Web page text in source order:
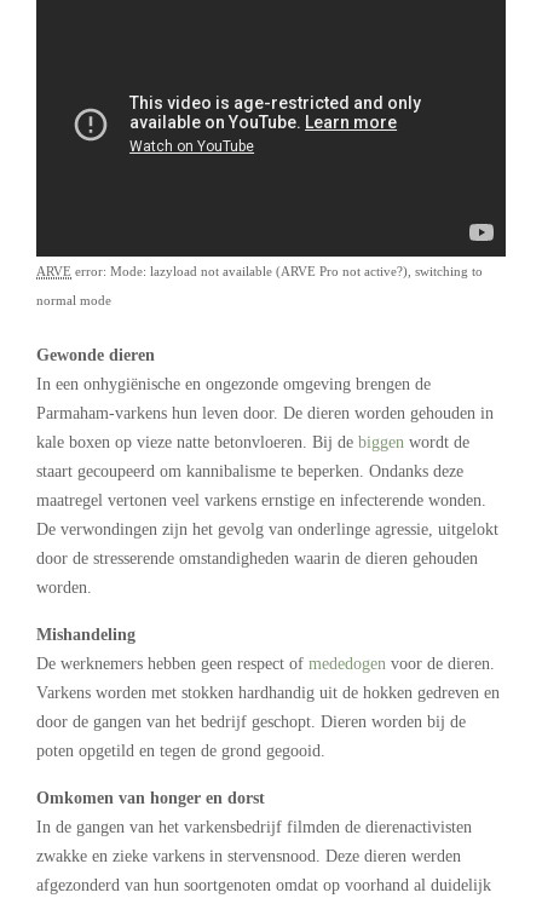
ARVE error: Mode: lazyload not available (ARVE Pro not active?), switching to
normal mode
Gewonde dieren
In een onhygiënische en ongezonde omgeving brengen de
Parmaham-varkens hun leven door. De dieren worden gehouden in
kale boxen op vieze natte betonvloeren. Bij de biggen wordt de
staart gecoupeerd om kannibalisme te beperken. Ondanks deze
maatregel vertonen veel varkens ernstige en infecterende wonden.
De verwondingen zijn het gevolg van onderlinge agressie, uitgelokt
door de stresserende omstandigheden waarin de dieren gehouden
worden.
Mishandeling
De werknemers hebben geen respect of mededogen voor de dieren.
Varkens worden met stokken hardhandig uit de hokken gedreven en
door de gangen van het bedrijf geschopt. Dieren worden bij de
poten opgetild en tegen de grond gegooid.
Omkomen van honger en dorst
In de gangen van het varkensbedrijf filmden de dierenactivisten
zwakke en zieke varkens in stervensnood. Deze dieren werden
afgezonderd van hun soortgenoten omdat op voorhand al duidelijk